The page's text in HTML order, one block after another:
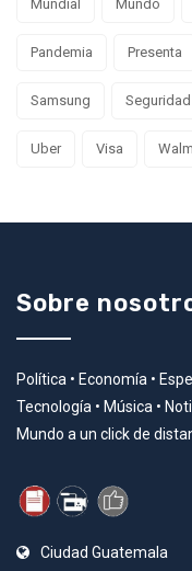
Mundial Mundo
Pandemia Presenta
Samsung Seguridad
Uber Visa
Sobre
Política • Economía •
Tecnología • Música •
Mundo a un click de
Ciudad Guatemala